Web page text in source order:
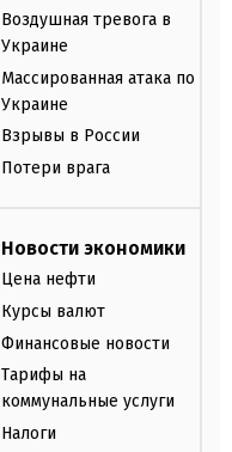
Воздушная тревога в
Украине
Массированная атака по
Украине
Взрывы в России
Потери врага
Новости экономики
Цена нефти
Курсы валют
Финансовые новости
Тарифы на
коммунальные услуги
Налоги